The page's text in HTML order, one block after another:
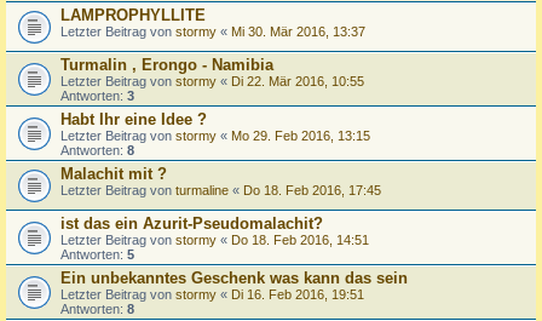
LAMPROPHYLLITE
Letzter Beitrag von stormy « Mi 30. Mär 2016, 13:37
Turmalin , Erongo - Namibia
Letzter Beitrag von stormy « Di 22. Mär 2016, 10:55
Antworten: 3
Habt Ihr eine Idee ?
Letzter Beitrag von stormy « Mo 29. Feb 2016, 13:15
Antworten: 8
Malachit mit ?
Letzter Beitrag von turmaline « Do 18. Feb 2016, 17:45
ist das ein Azurit-Pseudomalachit?
Letzter Beitrag von stormy « Do 18. Feb 2016, 14:51
Antworten: 5
Ein unbekanntes Geschenk was kann das sein
Letzter Beitrag von stormy « Di 16. Feb 2016, 19:51
Antworten: 8